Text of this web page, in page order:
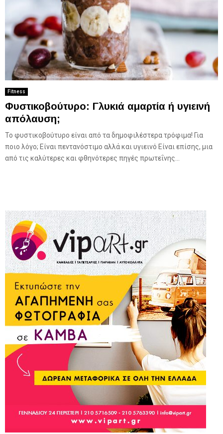
Fitness
Φυστικοβούτυρο: Γλυκιά αμαρτία ή υγιεινή
απόλαυση;
Το φυστικοβούτυρο είναι από τα δημοφιλέστερα τρόφιμα! Για
ποιο λόγο; Είναι πεντανόστιμο αλλά και υγιεινό Είναι επίσης, μια
από τις καλύτερες και φθηνότερες πηγές πρωτεΐνης...